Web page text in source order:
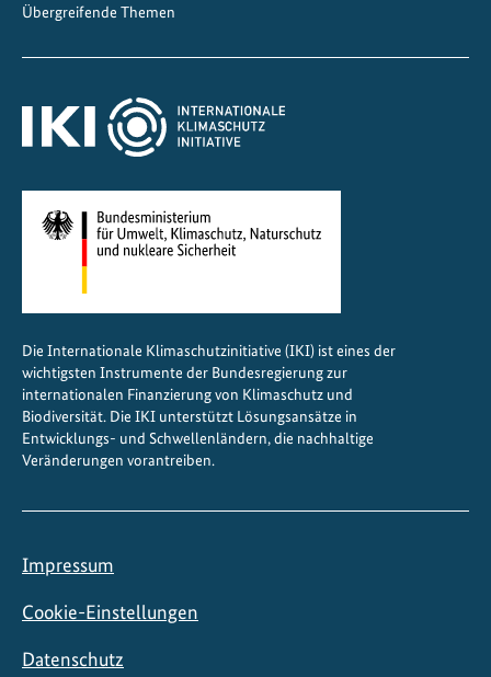
l
i
a
t
a
l
t
Übergreifende Themen
Die Internationale Klimaschutzinitiative (IKI) ist eines der
wichtigsten Instrumente der Bundesregierung zur
internationalen Finanzierung von Klimaschutz und
Biodiversität. Die IKI unterstützt Lösungsansätze in
Entwicklungs- und Schwellenländern, die nachhaltige
Veränderungen vorantreiben.
Impressum
Cookie-Einstellungen
Datenschutz